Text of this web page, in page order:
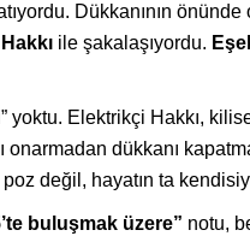
Dükkanının önünde
ile şakalaşıyordu.
yoktu. Elektrikçi Hakkı,
onarmadan dükkanı
değil, hayatın ta
buluşmak üzere” notu,